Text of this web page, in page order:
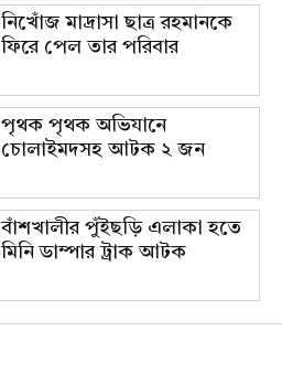
নিখোঁজ মাদ্রাসা ছাত্র রহমানকে
ফিরে পেল তার পরিবার
পৃথক পৃথক অভিযানে
চোলাইমদসহ আটক ২ জন
বাঁশখালীর পুঁইছড়ি এলাকা হতে
মিনি ডাম্পার ট্রাক আটক